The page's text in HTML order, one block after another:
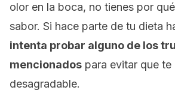
olor en la boca, no tienes por
sabor. Si hace parte de tu dieta
intenta probar alguno de los
mencionados para evitar que te
desagradable.